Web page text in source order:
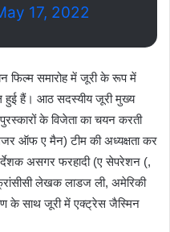
17, 2022
फिल्म समारोह में जूरी के रूप में
हुई हैं। आठ सदस्यीय जूरी मुख्य
के विजेता का चयन करती
ऑफ ए मैन) टीम की अध्यक्षता कर
असगर फरहादी (ए सेपरेशन (,
फ्रांसीसी लेखक लाडज ली, अमेरिकी
के साथ जूरी में एक्ट्रेस जैस्मिन